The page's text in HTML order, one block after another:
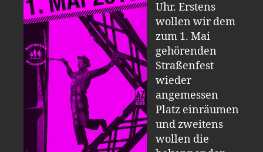
Uhr. Erstens
wollen wir dem
zum 1. Mai
gehörenden
Straßenfest
wieder
angemessen
Platz einräumen
und zweitens
wollen die